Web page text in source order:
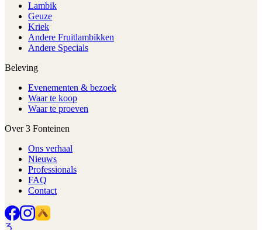
Lambik
Geuze
Kriek
Andere Fruitlambikken
Andere Specials
Beleving
Evenementen & bezoek
Waar te koop
Waar te proeven
Over 3 Fonteinen
Ons verhaal
Nieuws
Professionals
FAQ
Contact